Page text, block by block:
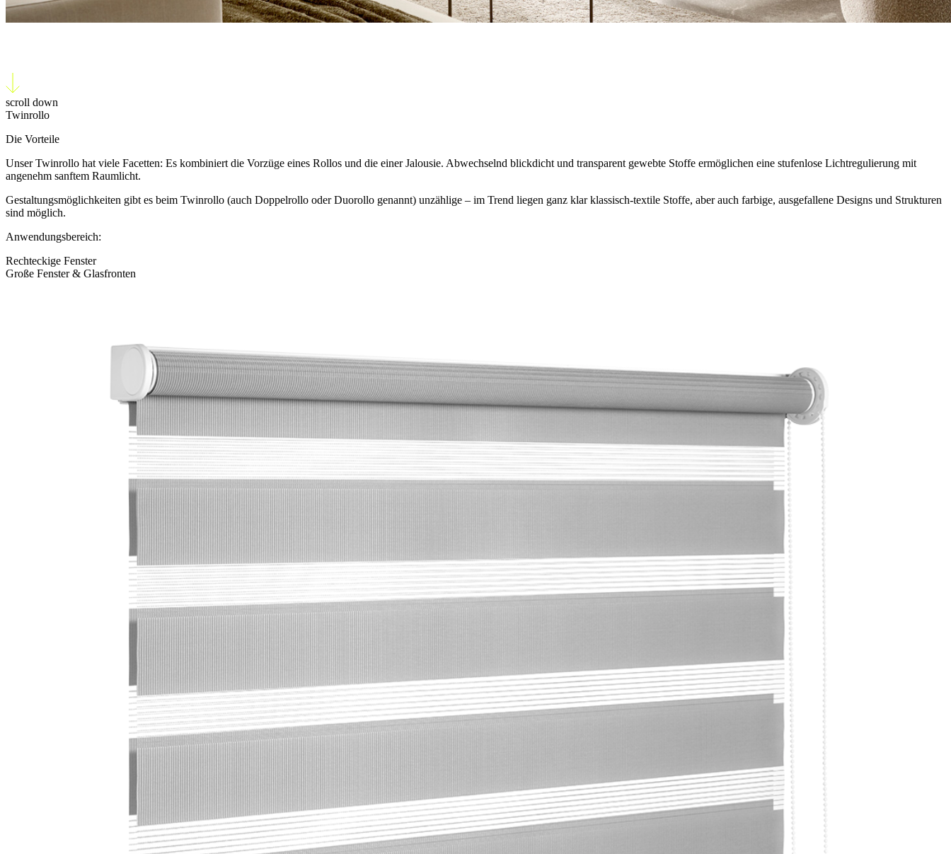
scroll down
Twinrollo
Die Vorteile
Unser Twinrollo hat viele Facetten: Es kombiniert die Vorzüge eines Rollos und die einer Jalousie. Abwechselnd blickdicht und transparent gewebte Stoffe ermöglichen eine stufenlose Lichtregulierung mit
angenehm sanftem Raumlicht.
Gestaltungsmöglichkeiten gibt es beim Twinrollo (auch Doppelrollo oder Duorollo genannt) unzählige – im Trend liegen ganz klar klassisch-textile Stoffe, aber auch farbige, ausgefallene Designs und Strukturen
sind möglich.
Anwendungsbereich:
Rechteckige Fenster
Große Fenster & Glasfronten